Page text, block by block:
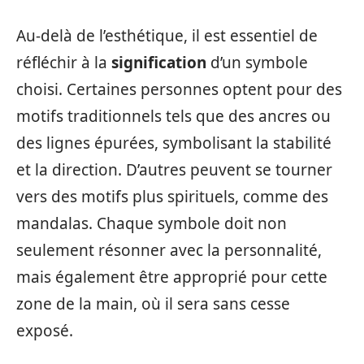
Au-delà de l’esthétique, il est essentiel de
réfléchir à la signification d’un symbole
choisi. Certaines personnes optent pour des
motifs traditionnels tels que des ancres ou
des lignes épurées, symbolisant la stabilité
et la direction. D’autres peuvent se tourner
vers des motifs plus spirituels, comme des
mandalas. Chaque symbole doit non
seulement résonner avec la personnalité,
mais également être approprié pour cette
zone de la main, où il sera sans cesse
exposé.